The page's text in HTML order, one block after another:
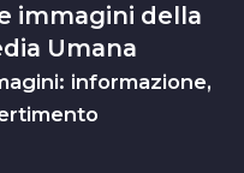
immagini della
Umana
informazione,